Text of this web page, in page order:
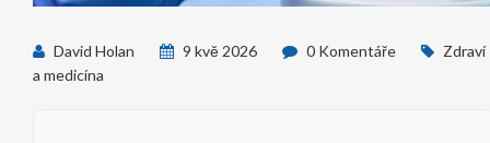
David Holan 9 kvě 2026 0 Komentáře
Zdraví
a medicína